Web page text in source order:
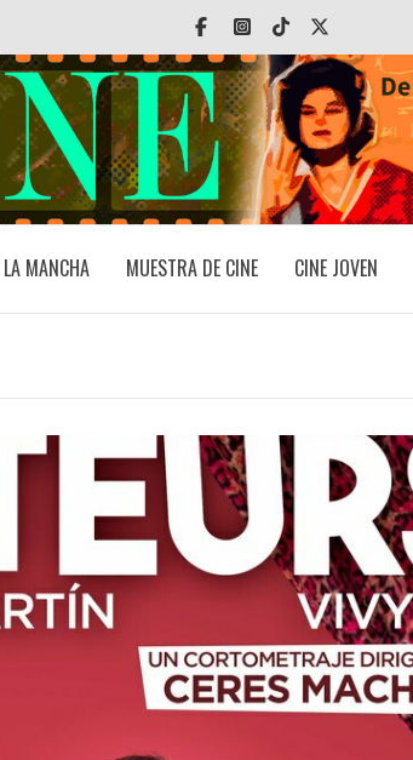
FacebookInstagram
Tiktok
MANCHA MUESTRA DE CINE CINE JOVEN